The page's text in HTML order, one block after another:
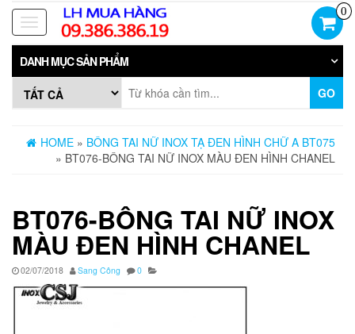
Skip
the
content
Toggle
navigation
0
DANH MỤC SẢN PHẨM
GO
HOME » BÔNG TAI NỮ INOX TẠ ĐEN HÌNH CHỮ A BT075
» BT076-BÔNG TAI NỮ INOX MÀU ĐEN HÌNH CHANEL
BT076-BÔNG TAI NỮ INOX
MÀU ĐEN HÌNH CHANEL
02/07/2018 Sang Công 0